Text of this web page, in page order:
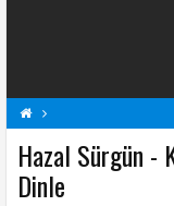
H Hazal Sürgün Şarkı
Hazal Sürgün -
Dinle